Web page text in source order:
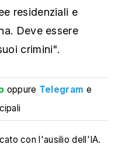
residenziali e
Deve essere
crimini".
oppure Telegram e
con l'ausilio dell'IA.